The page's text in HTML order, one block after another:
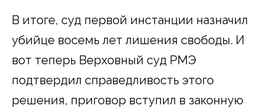
В итоге, суд первой инстанции назначил
убийце восемь лет лишения свободы. И
вот теперь Верховный суд РМЭ
подтвердил справедливость этого
решения, приговор вступил в законную